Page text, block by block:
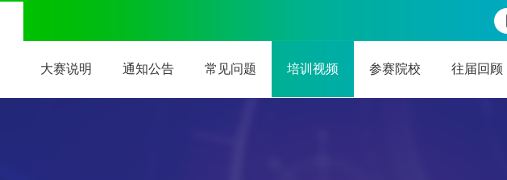
大赛说明 通知公告 常见问题 培训视频 参赛院校 往届回顾